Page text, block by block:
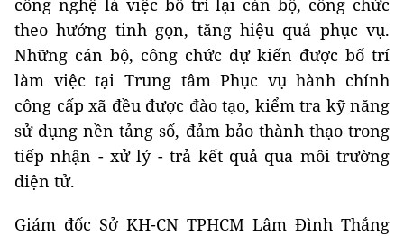
công nghệ là việc bố trí lại cán bộ, công chức
theo hướng tinh gọn, tăng hiệu quả phục vụ.
Những cán bộ, công chức dự kiến được bố trí
làm việc tại Trung tâm Phục vụ hành chính
công cấp xã đều được đào tạo, kiểm tra kỹ năng
sử dụng nền tảng số, đảm bảo thành thạo trong
tiếp nhận - xử lý - trả kết quả qua môi trường
điện tử.
Giám đốc Sở KH-CN TPHCM Lâm Đình Thắng